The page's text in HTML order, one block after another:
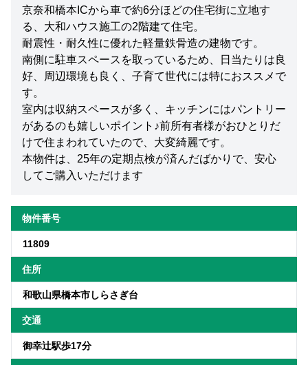
京奈和橋本ICから車で約6分ほどの住宅街に立地す
る、大和ハウス施工の2階建て住宅。
耐震性・耐久性に優れた軽量鉄骨造の建物です。
南側に駐車スペースを取っているため、日当たりは良
好、周辺環境も良く、子育て世代には特におススメで
す。
室内は収納スペースが多く、キッチンにはパントリー
があるのも嬉しいポイント♪前所有者様がおひとりだ
けで住まわれていたので、大変綺麗です。
本物件は、25年の定期点検が済んだばかりで、安心
してご購入いただけます
物件番号
11809
住所
和歌山県橋本市しらさぎ台
交通
御幸辻駅歩17分